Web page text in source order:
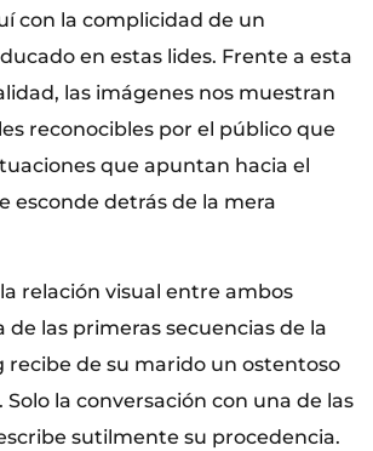
con la complicidad de un
en estas lides. Frente a esta
las imágenes nos muestran
reconocibles por el público que
que apuntan hacia el
esconde detrás de la mera
relación visual entre ambos
de las primeras secuencias de la
recibe de su marido un ostentoso
la conversación con una de las
sutilmente su procedencia.